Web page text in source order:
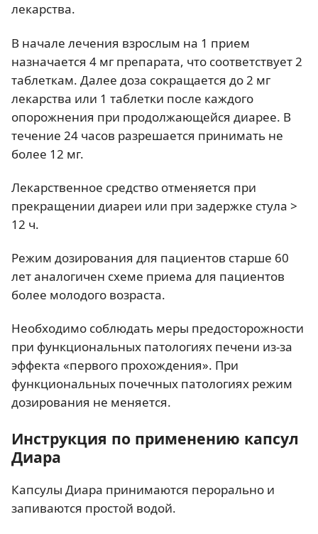
лекарства.
В начале лечения взрослым на 1 прием
назначается 4 мг препарата, что соответствует 2
таблеткам. Далее доза сокращается до 2 мг
лекарства или 1 таблетки после каждого
опорожнения при продолжающейся диарее. В
течение 24 часов разрешается принимать не
более 12 мг.
Лекарственное средство отменяется при
прекращении диареи или при задержке стула >
12 ч.
Режим дозирования для пациентов старше 60
лет аналогичен схеме приема для пациентов
более молодого возраста.
Необходимо соблюдать меры предосторожности
при функциональных патологиях печени из-за
эффекта «первого прохождения». При
функциональных почечных патологиях режим
дозирования не меняется.
Инструкция по применению капсул
Диара
Капсулы Диара принимаются перорально и
запиваются простой водой.